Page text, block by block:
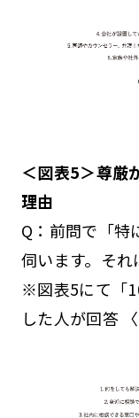
＜図表5＞尊厳
理由
Q：前問で「特
伺います。それ
※図表5にて「
した人が回答